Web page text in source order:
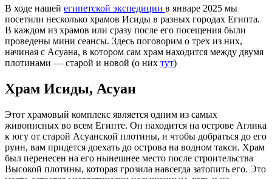
В ходе нашей египетской экспедиции в январе 2025 мы
посетили несколько храмов Исиды в разных городах Египта.
В каждом из храмов или сразу после его посещения были
проведены мини сеансы. Здесь поговорим о трех из них,
начиная с Асуана, в котором сам храм находится между двумя
плотинами — старой и новой (о них тут)
Храм Исиды, Асуан
Этот храмовый комплекс является одним из самых
живописных во всем Египте. Он находится на острове Аглика
к югу от старой Асуанской плотины, и чтобы добраться до его
руин, вам придется доехать до острова на водном такси. Храм
был перенесен на его нынешнее место после строительства
Высокой плотины, которая грозила навсегда затопить его. Это